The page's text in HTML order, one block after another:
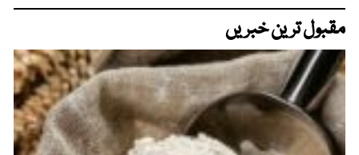
مقبول ترین خبریں